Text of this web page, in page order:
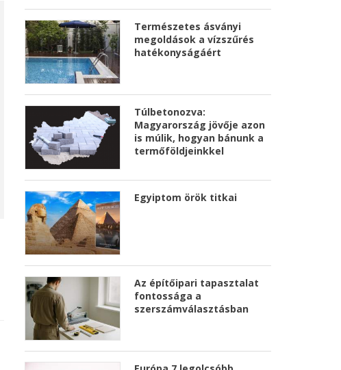
Természetes ásványi
megoldások a vízszűrés
hatékonyságáért
Túlbetonozva:
Magyarország jövője azon
is múlik, hogyan bánunk a
termőföldjeinkkel
Egyiptom örök titkai
Az építőipari tapasztalat
fontossága a
szerszámválasztásban